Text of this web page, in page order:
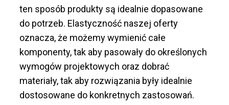
ten sposób produkty są idealnie dopasowane
do potrzeb. Elastyczność naszej oferty
oznacza, że możemy wymienić całe
komponenty, tak aby pasowały do określonych
wymogów projektowych oraz dobrać
materiały, tak aby rozwiązania były idealnie
dostosowane do konkretnych zastosowań.